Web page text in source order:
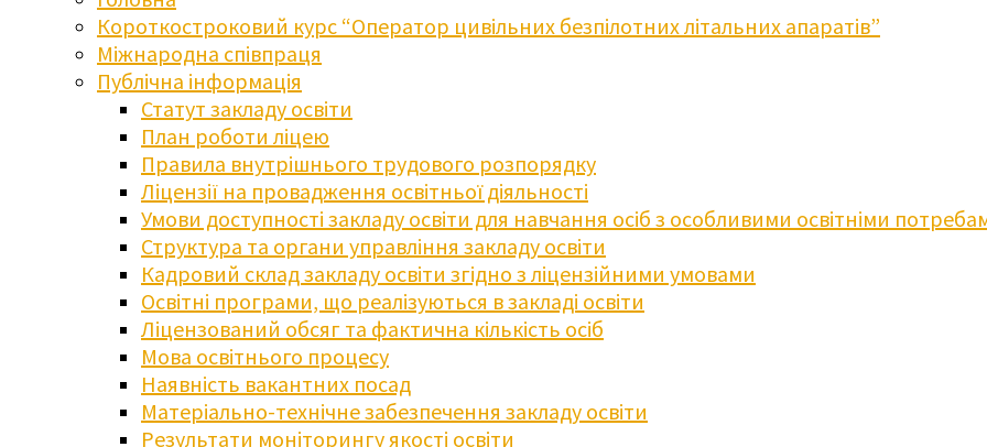
Короткостроковий курс “Оператор цивільних безпілотних літальних апаратів”
Міжнародна співпраця
Публічна інформація
Статут закладу освіти
План роботи ліцею
Правила внутрішнього трудового розпорядку
Ліцензії на провадження освітньої діяльності
Умови доступності закладу освіти для навчання осіб з особливими освітніми
Структура та органи управління закладу освіти
Кадровий склад закладу освіти згідно з ліцензійними умовами
Освітні програми, що реалізуються в закладі освіти
Ліцензований обсяг та фактична кількість осіб
Мова освітнього процесу
Наявність вакантних посад
Матеріально-технічне забезпечення закладу освіти
Результати моніторингу якості освіти